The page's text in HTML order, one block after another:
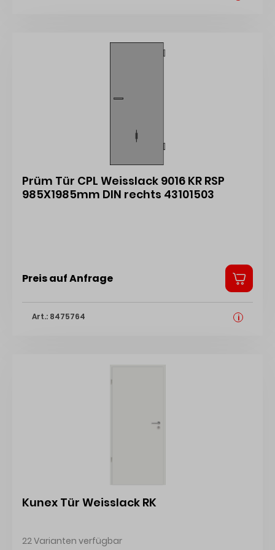
Prüm Tür CPL Weisslack 9016 KR RSP
985X1985mm DIN rechts 43101503
Preis auf Anfrage
Art.: 8475764 i
Kunex Tür Weisslack RK
22 Varianten verfügbar